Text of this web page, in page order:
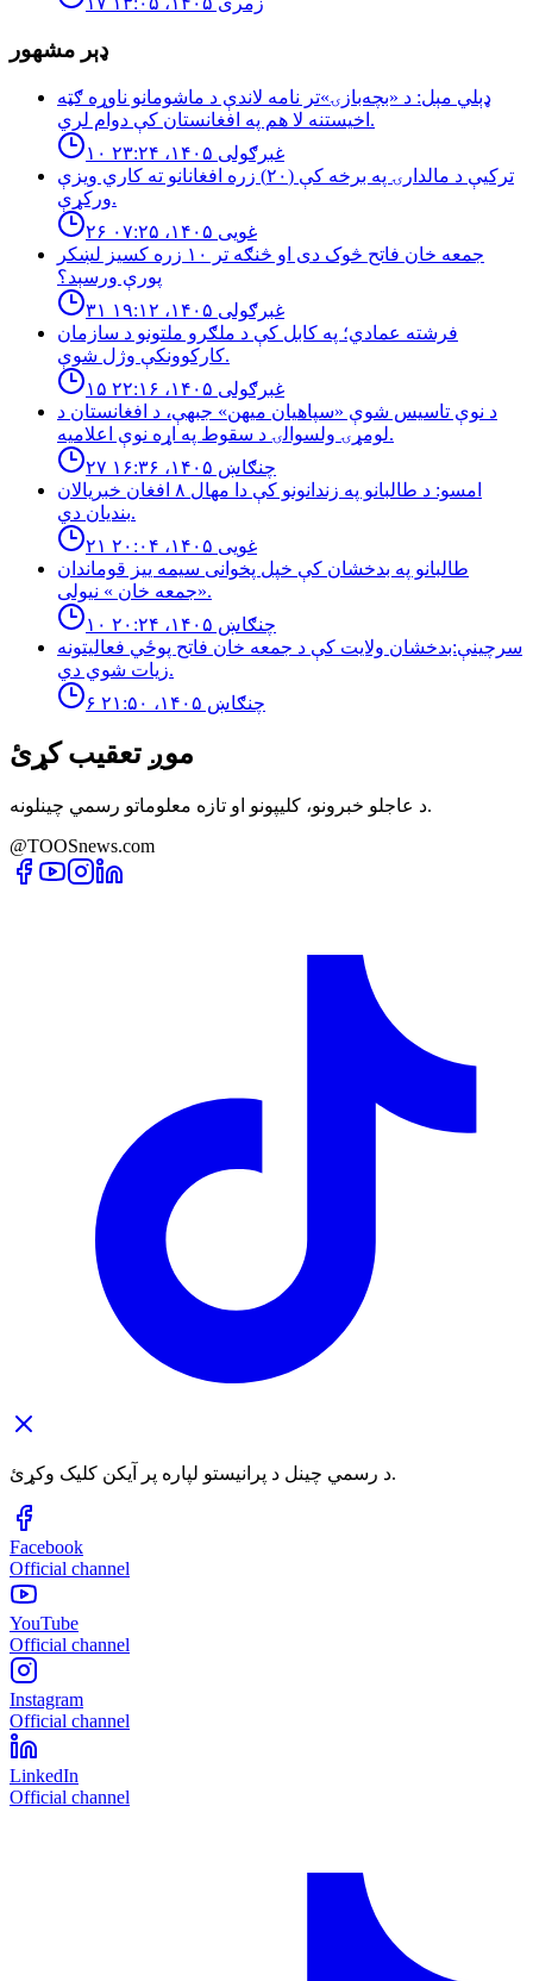
ډېر مشهور
ډېلي مېل: د «بچه‌بازۍ»تر نامه لاندې د ماشومانو ناوړه ګټه
اخیستنه لا هم په افغانستان کې دوام لري.
۱۰ غبرګولی ۱۴۰۵، ۲۳:۲۴
تركيې د مالدارۍ په برخه كې (٢٠) زره افغانانو ته كاري ويزې
وركړې.
۲۶ غویی ۱۴۰۵، ۰۷:۲۵
جمعه خان فاتح څوک دی او څنګه تر ۱۰ زره کسیز لښکر
پورې ورسېد؟
۳۱ غبرګولی ۱۴۰۵، ۱۹:۱۲
فرشته عمادي؛ په کابل کې د ملګرو ملتونو د سازمان
کارکوونکې وژل شوې.
۱۵ غبرګولی ۱۴۰۵، ۲۲:۱۶
د نوې تاسیس شوې «سپاهیان میهن» جبهې، د افغانستان د
لومړۍ ولسوالۍ د سقوط په اړه نوې اعلامیه.
۲۷ چنګاښ ۱۴۰۵، ۱۶:۳۶
امسو: د طالبانو په زندانونو كې دا مهال ٨ افغان خبريالان
بنديان دي.
۲۱ غویی ۱۴۰۵، ۲۰:۰۴
طالبانو په بدخشان كې خپل پخوانى سيمه ييز قوماندان
«جمعه خان » نيولى.
۱۰ چنګاښ ۱۴۰۵، ۲۰:۲۴
سرچینې:بدخشان ولایت کې د جمعه خان فاتح پوځي فعالیتونه
زیات شوي دي.
۶ چنګاښ ۱۴۰۵، ۲۱:۵۰
موږ تعقیب کړئ
د عاجلو خبرونو، کلیپونو او تازه معلوماتو رسمي چینلونه.
@TOOSnews.com
د رسمي چینل د پرانیستو لپاره پر آیکن کلیک وکړئ.
Facebook
Official channel
YouTube
Official channel
Instagram
Official channel
LinkedIn
Official channel